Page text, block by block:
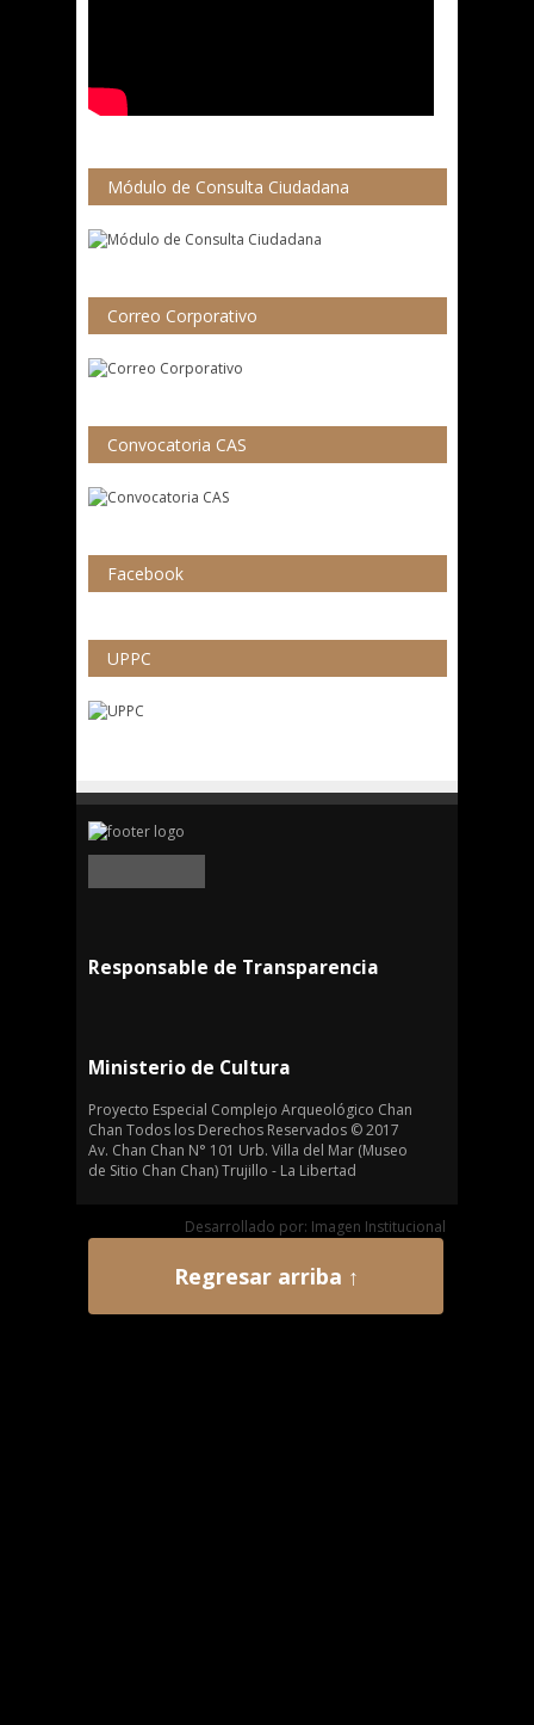
Módulo de Consulta Ciudadana
Correo Corporativo
Convocatoria CAS
Facebook
UPPC
Responsable de Transparencia
Ministerio de Cultura
Proyecto Especial Complejo Arqueológico Chan
Chan Todos los Derechos Reservados © 2017
Av. Chan Chan N° 101 Urb. Villa del Mar (Museo
de Sitio Chan Chan) Trujillo - La Libertad
Desarrollado por: Imagen Institucional
Regresar arriba ↑